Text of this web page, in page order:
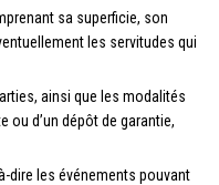
sa superficie, son
les servitudes qui
ainsi que les modalités
ou d’un dépôt de garantie,
dire les événements pouvant